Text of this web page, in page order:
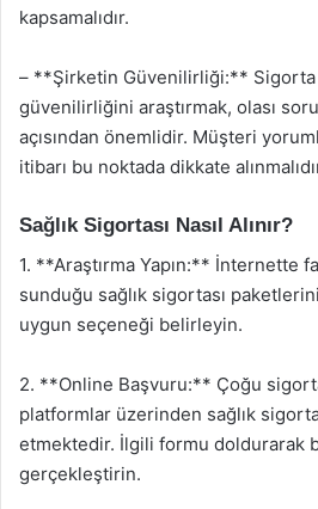
kapsamalıdır.
– **Şirketin Güvenilirliği:**
güvenilirliğini araştırmak, olası
açısından önemlidir. Müşteri
itibarı bu noktada dikkate
Sağlık Sigortası Nasıl Alınır?
1. **Araştırma Yapın:** İnternette
sunduğu sağlık sigortası
uygun seçeneği belirleyin.
2. **Online Başvuru:** Çoğu
platformlar üzerinden sağlık
etmektedir. İlgili formu doldurarak
gerçekleştirin.